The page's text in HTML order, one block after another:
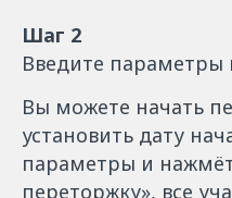
Шаг 2
Введите параметры
Вы можете начать
установить дату
параметры и
переторжку», все